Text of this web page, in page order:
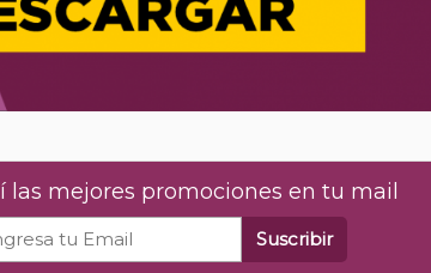
las mejores promociones en tu mail
Suscribir